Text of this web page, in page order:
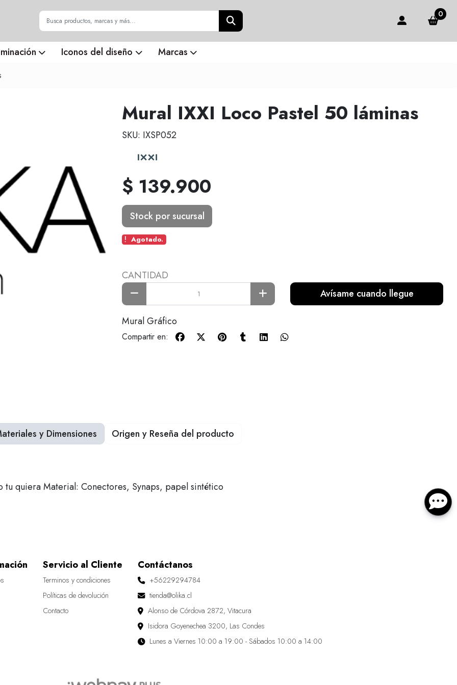
0
Iconos del diseño Marcas
Mural IXXI Loco Pastel 50 láminas
SKU: IXSP052
$ 139.900
Stock por sucursal
Agotado.
CANTIDAD
Avísame cuando llegue
Mural Gráfico
Compartir en:
quiera Material: Conectores, Synaps, papel sintético
y Dimensiones Origen y Reseña del producto
Servicio al Cliente
Terminos y condiciones
Políticas de devolución
Contacto
Contáctanos
+56229294784
tienda@olika.cl
Alonso de Córdova 2872, Vitacura
Isidora Goyenechea 3200, Las Condes
Lunes a Viernes 10:00 a 19:00 - Sábados 10:00 a 14:00